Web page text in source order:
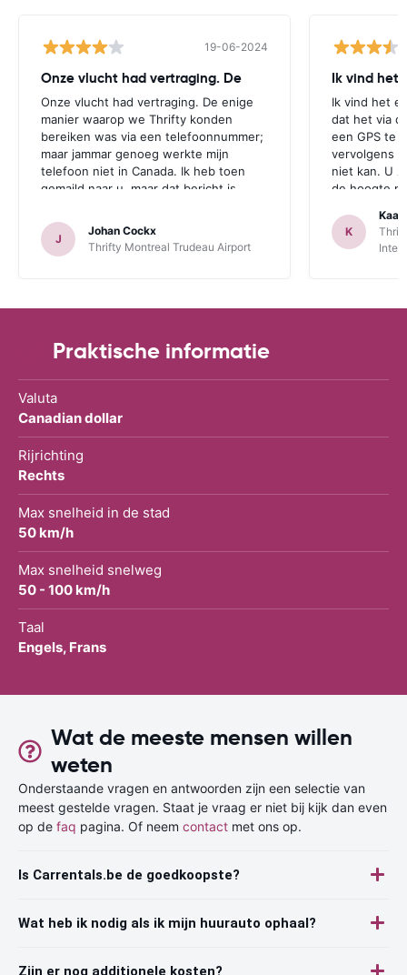
19-06-2024
Onze vlucht had vertraging. De
Onze vlucht had vertraging. De enige
manier waarop we Thrifty konden
bereiken was via een telefoonnummer;
maar jammar genoeg werkte mijn
telefoon niet in Canada. Ik heb toen
gemaild naar u, maar dat bericht is
Deze opmerking geldt zowel voor
Thrifte als voor u: het zou fijn zijn om
op een andere manier contact te
ook over Wifi werkt.
J
Johan Cockx
Thrifty Montreal Trudeau Airport
Ik vind het
Ik vind het
dat het via
een GPS te
vervolgens
niet kan. U
de hoogte
een GPS bij
is. Dan
K
Kaat
Praktische informatie
Valuta
Canadian dollar
Rijrichting
Rechts
Max snelheid in de stad
50 km/h
Max snelheid snelweg
50 - 100 km/h
Taal
Engels, Frans
Wat de meeste mensen willen
weten
Onderstaande vragen en antwoorden zijn een selectie van
meest gestelde vragen. Staat je vraag er niet bij kijk dan even
op de faq pagina. Of neem contact met ons op.
Is Carrentals.be de goedkoopste?
Wat heb ik nodig als ik mijn huurauto ophaal?
Zijn er nog additionele kosten?